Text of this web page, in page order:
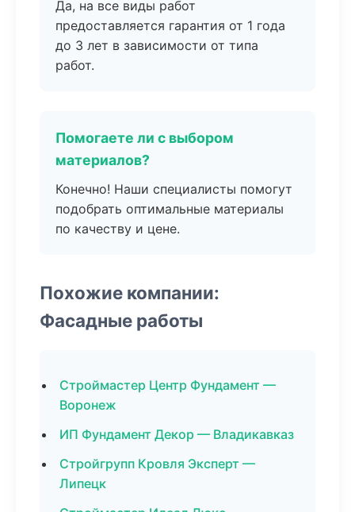
Да, на все виды работ
предоставляется гарантия от 1 года
до 3 лет в зависимости от типа
работ.
Помогаете ли с выбором
материалов?
Конечно! Наши специалисты помогут
подобрать оптимальные материалы
по качеству и цене.
Похожие компании:
Фасадные работы
Строймастер Центр Фундамент —
Воронеж
ИП Фундамент Декор — Владикавказ
Стройгрупп Кровля Эксперт —
Липецк